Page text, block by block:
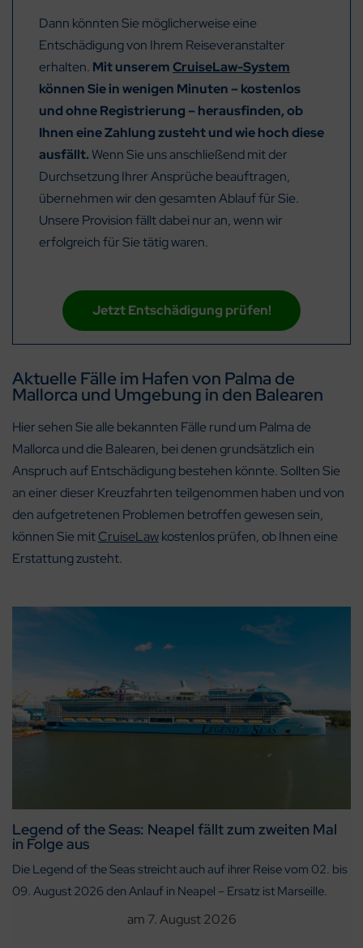
Dann könnten Sie möglicherweise eine
Entschädigung von Ihrem Reiseveranstalter
erhalten. Mit unseremCruiseLaw-System
können Sie in wenigen Minuten – kostenlos
und ohne Registrierung – herausfinden, ob
Ihnen eine Zahlung zusteht und wie hoch diese
ausfällt. Wenn Sie uns anschließend mit der
Durchsetzung Ihrer Ansprüche beauftragen,
übernehmen wir den gesamten Ablauf für Sie.
Unsere Provision fällt dabei nur an, wenn wir
erfolgreich für Sie tätig waren.
Jetzt Entschädigung prüfen!
Aktuelle Fälle im Hafen von Palma de
Mallorca und Umgebung in den Balearen
Hier sehen Sie alle bekannten Fälle rund um Palma de
Mallorca und die Balearen, bei denen grundsätzlich ein
Anspruch auf Entschädigung bestehen könnte. Sollten Sie
an einer dieser Kreuzfahrten teilgenommen haben und von
den aufgetretenen Problemen betroffen gewesen sein,
können Sie mitCruiseLawkostenlos prüfen, ob Ihnen eine
Erstattung zusteht.
Legend of the Seas: Neapel fällt zum zweiten Mal
in Folge aus
Die Legend of the Seas streicht auch auf ihrer Reise vom 02. bis
09. August 2026 den Anlauf in Neapel – Ersatz ist Marseille.
am 7. August 2026